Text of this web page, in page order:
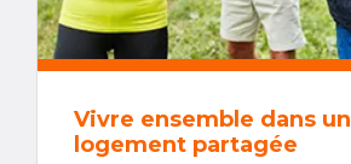
Vivre ensemble dans un
logement partagée